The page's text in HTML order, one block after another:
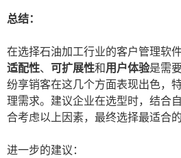
总结：
在选择石油加工行业的客户管理软件
适配性、 可扩展性和用户体验是需
纷享销客在这几个方面表现出色，
理需求。建议企业在选型时，结合
合考虑以上因素，最终选择最适合的
进一步的建议：